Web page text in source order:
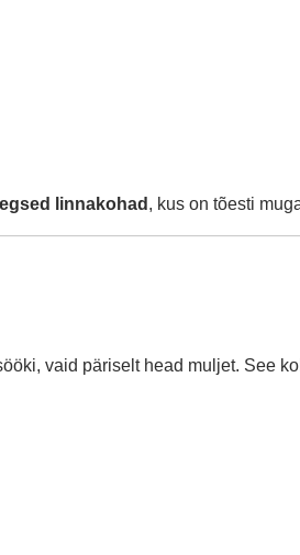
linnakohad , kus on tõesti
vaid päriselt head muljet. See